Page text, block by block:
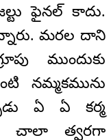
ఫైనల్ కాదు.
మరల దాని
ముందుకు
నమ్మకమును
ఏ ఏ కర్మ
చాలా త్వరగా